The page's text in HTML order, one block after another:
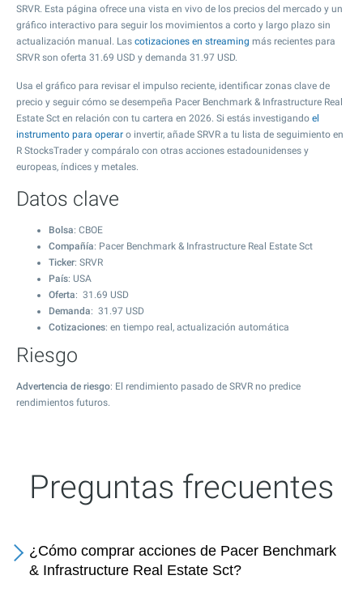
SRVR. Esta página ofrece una vista en vivo de los precios del mercado y un
gráfico interactivo para seguir los movimientos a corto y largo plazo sin
actualización manual. Las cotizaciones en streaming más recientes para
SRVR son oferta 31.69 USD y demanda 31.97 USD.
Usa el gráfico para revisar el impulso reciente, identificar zonas clave de
precio y seguir cómo se desempeña Pacer Benchmark & Infrastructure Real
Estate Sct en relación con tu cartera en 2026. Si estás investigando el
instrumento para operar o invertir, añade SRVR a tu lista de seguimiento en
R StocksTrader y compáralo con otras acciones estadounidenses y
europeas, índices y metales.
Datos clave
Bolsa: CBOE
Compañía: Pacer Benchmark & Infrastructure Real Estate Sct
Ticker: SRVR
País: USA
Oferta: 31.69 USD
Demanda: 31.97 USD
Cotizaciones: en tiempo real, actualización automática
Riesgo
Advertencia de riesgo: El rendimiento pasado de SRVR no predice
rendimientos futuros.
Preguntas frecuentes
¿Cómo comprar acciones de Pacer Benchmark
& Infrastructure Real Estate Sct?